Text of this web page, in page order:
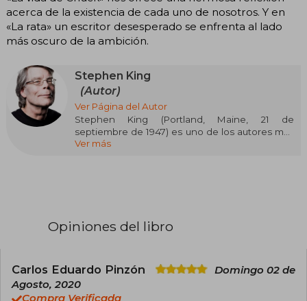
acerca de la existencia de cada uno de nosotros. Y en
«La rata» un escritor desesperado se enfrenta al lado
más oscuro de la ambición.
Stephen King
(Autor)
Ver Página del Autor
Stephen King (Portland, Maine, 21 de
septiembre de 1947) es uno de los autores más
influyentes y prolíficos de la literatura
primera novela, Carrie (1974). Desde entonces,
Richard Bachman, con títulos emblemáticos
como El resplandor, IT, Misery, La torre oscura,
Cementerio de animales y La milla verde,
Ver más
Opiniones del libro
Carlos Eduardo Pinzón
Domingo 02 de
Agosto, 2020
Compra Verificada